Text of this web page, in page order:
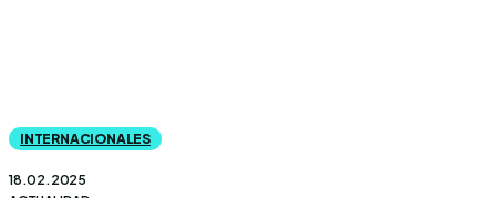
INTERNACIONALES
18.02.2025